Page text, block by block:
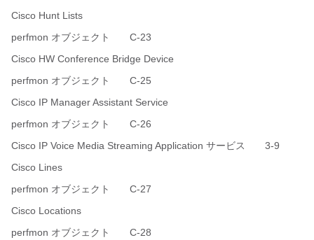
Cisco Hunt Lists
perfmon オブジェクト C-23
Cisco HW Conference Bridge Device
perfmon オブジェクト C-25
Cisco IP Manager Assistant Service
perfmon オブジェクト C-26
Cisco IP Voice Media Streaming Application サービス 3-9
Cisco Lines
perfmon オブジェクト C-27
Cisco Locations
perfmon オブジェクト C-28